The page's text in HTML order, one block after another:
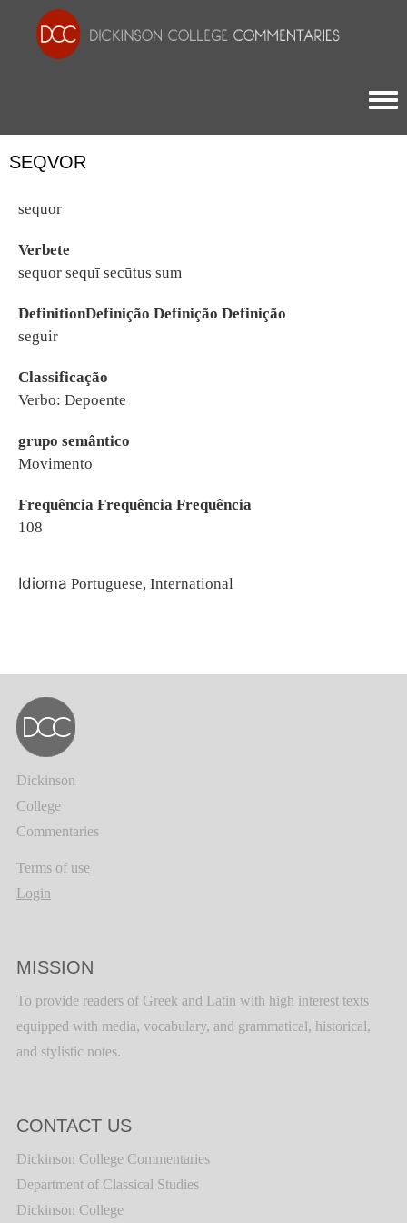
SEQVOR
sequor
Verbete
sequor sequī secūtus sum
DefinitionDefinição Definição Definição
seguir
Classificação
Verbo: Depoente
grupo semântico
Movimento
Frequência Frequência Frequência
108
Idioma Portuguese, International
Dickinson
College
Commentaries
Terms of use
Login
MISSION
To provide readers of Greek and Latin with high interest texts
equipped with media, vocabulary, and grammatical, historical,
and stylistic notes.
CONTACT US
Dickinson College Commentaries
Department of Classical Studies
Dickinson College